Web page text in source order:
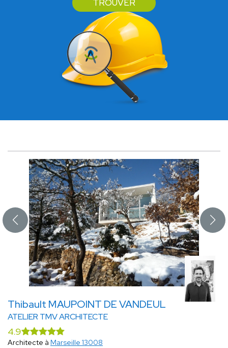
TROUVER
Thibault MAUPOINT DE VANDEUL
ATELIER TMV ARCHITECTE
4.9
Architecte à Marseille 13008